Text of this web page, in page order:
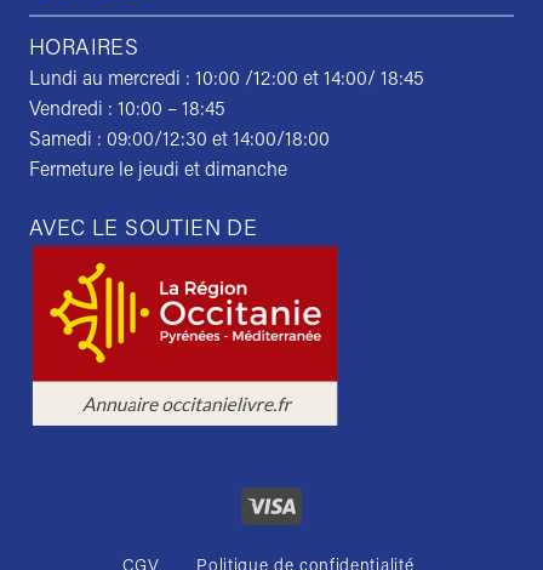
HORAIRES
Lundi au mercredi : 10:00 /12:00 et 14:00/ 18:45
Vendredi : 10:00 – 18:45
Samedi : 09:00/12:30 et 14:00/18:00
Fermeture le jeudi et dimanche
AVEC LE SOUTIEN DE